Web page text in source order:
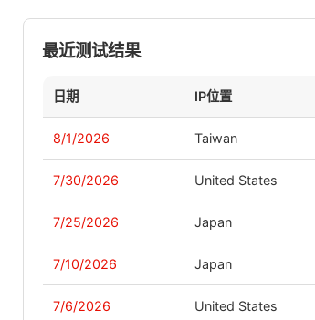
最近测试结果
日期 IP位置
8/1/2026 Taiwan
7/30/2026 United States
7/25/2026 Japan
7/10/2026 Japan
7/6/2026 United States